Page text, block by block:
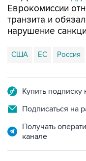
Еврокомиссии
транзита и
нарушение
США ЕС Россия
Купить
Подписаться на
Получать
канале